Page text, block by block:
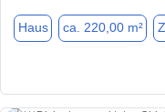
Haus ca. 220,00 m²